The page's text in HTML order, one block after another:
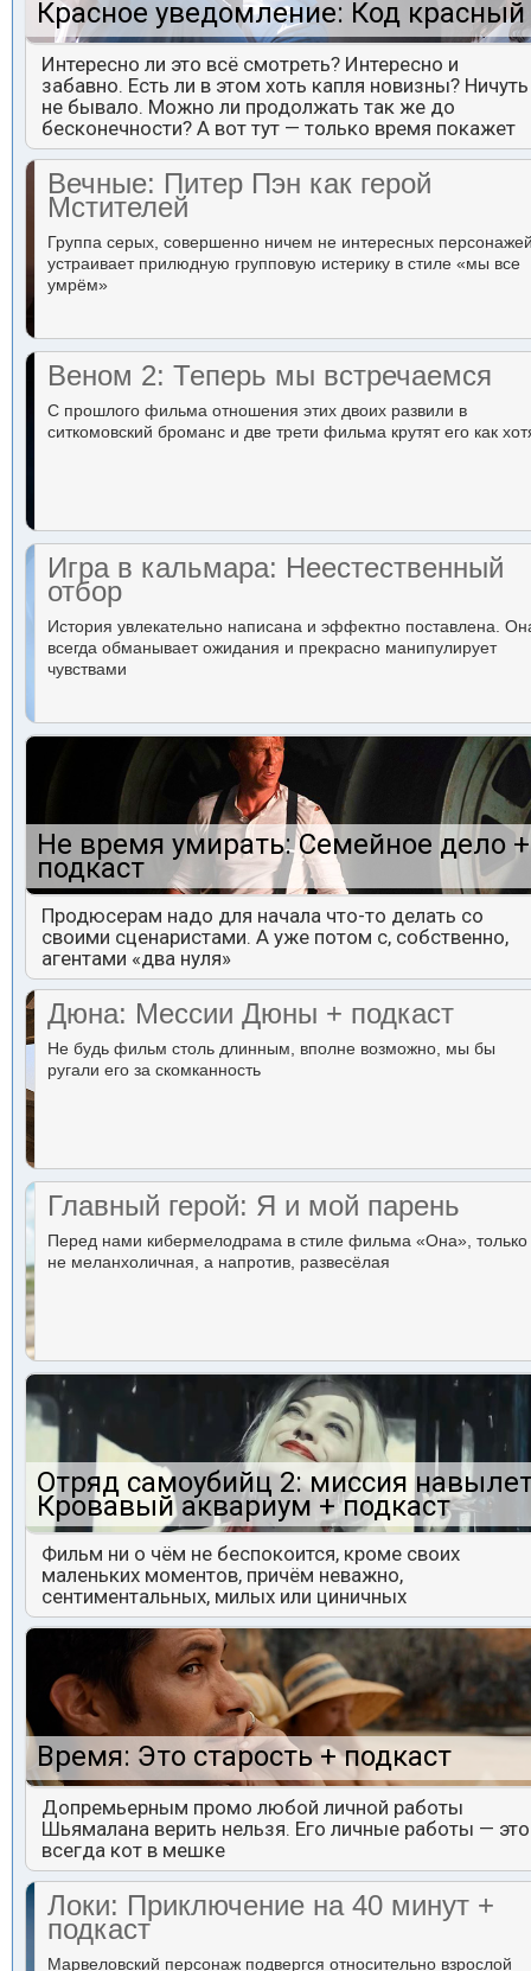
Красное уведомление: Код красный
Интересно ли это всё смотреть? Интересно и
забавно. Есть ли в этом хоть капля новизны? Ничуть
не бывало. Можно ли продолжать так же до
бесконечности? А вот тут — только время покажет
Вечные: Питер Пэн как герой
Мстителей
Группа серых, совершенно ничем не интересных
устраивает прилюдную групповую истерику в стиле «мы все
умрём»
Веном 2: Теперь мы встречаемся
С прошлого фильма отношения этих двоих развили в
ситкомовский броманс и две трети фильма крутят его как
Игра в кальмара: Неестественный
отбор
История увлекательно написана и эффектно поставлена.
всегда обманывает ожидания и прекрасно манипулирует
чувствами
Не время умирать: Семейное дело +
подкаст
Продюсерам надо для начала что-то делать со
своими сценаристами. А уже потом с, собственно,
агентами «два нуля»
Дюна: Мессии Дюны + подкаст
Не будь фильм столь длинным, вполне возможно, мы бы
ругали его за скомканность
Главный герой: Я и мой парень
Перед нами кибермелодрама в стиле фильма «Она», только
не меланхоличная, а напротив, развесёлая
Отряд самоубийц 2: миссия
Кровавый аквариум + подкаст
Фильм ни о чём не беспокоится, кроме своих
маленьких моментов, причём неважно,
сентиментальных, милых или циничных
Время: Это старость + подкаст
Допремьерным промо любой личной работы
Шьямалана верить нельзя. Его личные работы — это
всегда кот в мешке
Локи: Приключение на 40 минут +
подкаст
Марвеловский персонаж подвергся относительно взрослой